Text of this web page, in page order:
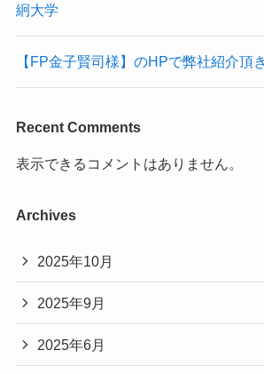
絅大学
【FP金子賢司様】のHPで弊社紹介頂
Recent Comments
表示できるコメントはありません。
Archives
2025年10月
2025年9月
2025年6月